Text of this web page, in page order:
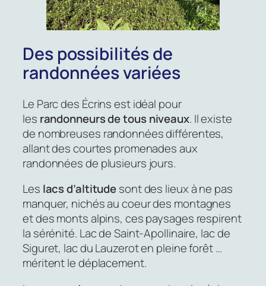
Des possibilités de
randonnées variées
Le Parc des Écrins est idéal pour
les randonneurs de tous niveaux. Il existe
de nombreuses randonnées différentes,
allant des courtes promenades aux
randonnées de plusieurs jours.
Les lacs d’altitudesont des lieux à ne pas
manquer, nichés au coeur des montagnes
et des monts alpins, ces paysages respirent
la sérénité. Lac de Saint-Apollinaire, lac de
Siguret, lac du Lauzerot en pleine forêt …
méritent le déplacement.